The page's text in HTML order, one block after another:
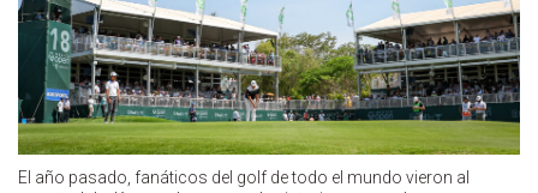
El año pasado, fanáticos del golf de todo el mundo vieron al